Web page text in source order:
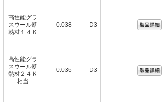
高性能グラ
スウール断
熱材１４Ｋ
0.038 D3 ―
高性能グラ
スウール断
熱材２４Ｋ
相当
0.036 D3 ―